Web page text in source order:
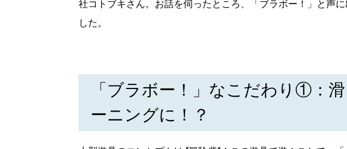
社コトブキさん。お話を伺ったところ、「ブラボー！」と声
した。
「ブラボー！」なこだわり①：
ーニングに！？